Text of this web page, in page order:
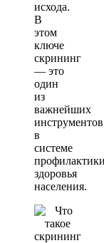
исхода.
В
этом
ключе
скрининг
— это
один
из
важнейших
инструментов
в
системе
профилактики
здоровья
населения.